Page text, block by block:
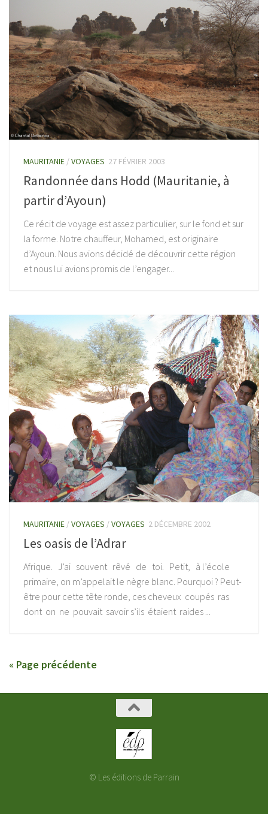
MAURITANIE /VOYAGES 27 FÉVRIER 2003
Randonnée dans Hodd (Mauritanie, à
partir d’Ayoun)
Ce récit de voyage est assez particulier, sur le fond et sur
la forme. Notre chauffeur, Mohamed, est originaire
d’Ayoun. Nous avions décidé de découvrir cette région
et nous lui avions promis de l’engager...
MAURITANIE /VOYAGES /VOYAGES 2 DÉCEMBRE 2002
Les oasis de l’Adrar
Afrique. J’ai souvent rêvé de toi. Petit, à l’école
primaire, on m’appelait le nègre blanc. Pourquoi ? Peut-
être pour cette tête ronde, ces cheveux coupés ras
dont on ne pouvait savoir s’ils étaient raides ...
« Page précédente
© Les éditions de Parrain